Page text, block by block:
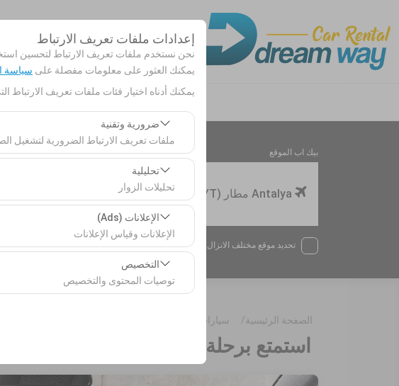
إعدادات ملفات تعريف الارتباط
نحن نستخدم ملفات تعريف الارتباط لتحسين
يمكنك العثور على معلومات مفصلة على سياسة
يمكنك أدناه اختيار فئات ملفات تعريف الارتباط
ضرورية وتقنية
ملفات تعريف الارتباط الضرورية لتشغيل
تعد ملفات تعريف الارتباط هذه ضرورية
تحليلية
تحليلات الزوار
تتيح لنا ملفات تعريف الارتباط هذه تحليل
هذه البيانات لقياس أداء الموقع وتحسين
الإعلانات (Ads)
الإعلانات وقياس الإعلانات
تتيح لنا ملفات تعريف الارتباط هذه عرض
معدل النقر).
التخصيص
توصيات المحتوى والتخصيص
بيك اب الموقع
تحديد موقع مختلف الانزال
تاريخ الالتقاط
الصفحة الرئيسية سيارات للإيجار
استمتع برحلة فاخرة ومريحة مع مرسيدس فيتو 8+1 بمقصورة رحبة